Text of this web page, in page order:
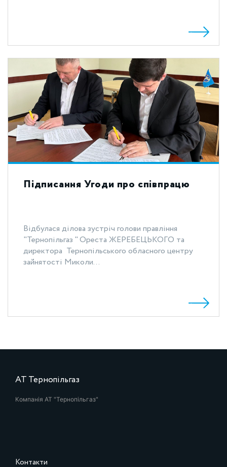
Підписання Угоди про співпрацю
Відбулася ділова зустріч голови правління
"Тернопільгаз " Ореста ЖЕРЕБЕЦЬКОГО та
директора Тернопільського обласного центру
зайнятості Миколи...
АТ Тернопільгаз
Компанія АТ "Тернопільгаз"
Контакти